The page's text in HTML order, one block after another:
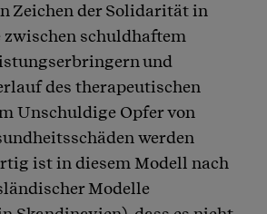
Zeichen der Solidarität in
zwischen schuldhaftem
und
des therapeutischen
Unschuldige Opfer von
werden
ist in diesem Modell nach
Modelle